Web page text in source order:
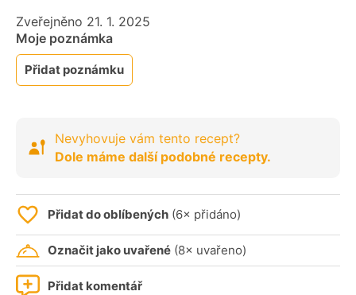
Zveřejněno 21. 1. 2025
Moje poznámka
Přidat poznámku
Nevyhovuje vám tento recept?
Dole máme další podobné recepty.
Přidat do oblíbených (6× přidáno)
Označit jako uvařené (8× uvařeno)
Přidat komentář